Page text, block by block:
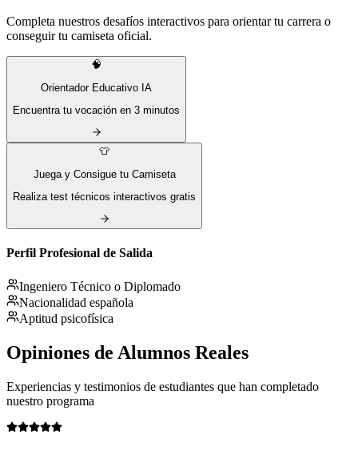
Completa nuestros desafíos interactivos para orientar tu carrera o
conseguir tu camiseta oficial.
🧠
Orientador Educativo IA
Encuentra tu vocación en 3 minutos
👕
Juega y Consigue tu Camiseta
Realiza test técnicos interactivos gratis
Perfil Profesional de Salida
Ingeniero Técnico o Diplomado
Nacionalidad española
Aptitud psicofísica
Opiniones de Alumnos Reales
Experiencias y testimonios de estudiantes que han completado
nuestro programa